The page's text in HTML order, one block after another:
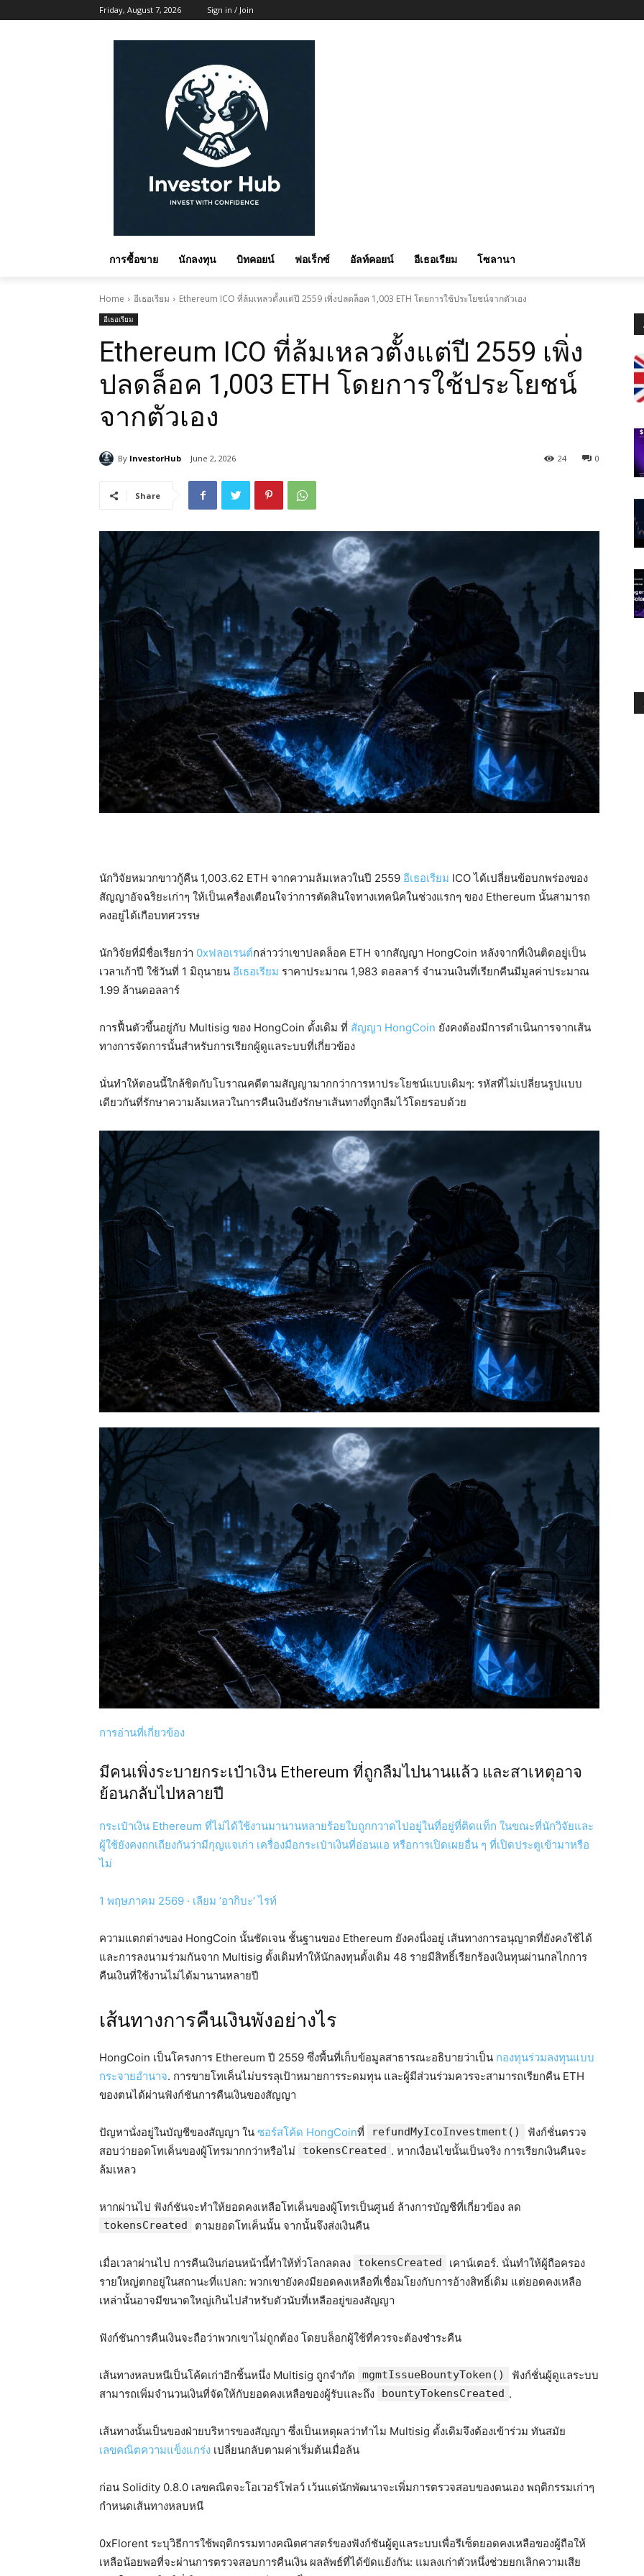
Friday, August 7, 2026 Sign in / Join
การซื้อขาย นักลงทุน บิทคอยน์ ฟอเร็กซ์ อัลท์คอยน์ อีเธอเรียม โซลานา
Home อีเธอเรียม Ethereum ICO ที่ล้มเหลวตั้งแต่ปี 2559 เพิ่งปลดล็อค 1,003 ETH โดยการใช้ประโยชน์จากตัวเอง
อีเธอเรียม
Ethereum ICO ที่ล้มเหลวตั้งแต่ปี 2559 เพิ่ง
ปลดล็อค 1,003 ETH โดยการใช้ประโยชน์
จากตัวเอง
By InvestorHub June 2, 2026 0
24
Share
นักวิจัยหมวกขาวกู้คืน 1,003.62 ETH จากความล้มเหลวในปี 2559 อีเธอเรียม ICO ได้เปลี่ยนข้อบกพร่องของ
สัญญาอัจฉริยะเก่าๆ ให้เป็นเครื่องเตือนใจว่าการตัดสินใจทางเทคนิคในช่วงแรกๆ ของ Ethereum นั้นสามารถ
คงอยู่ได้เกือบทศวรรษ
นักวิจัยที่มีชื่อเรียกว่า 0xฟลอเรนต์กล่าวว่าเขาปลดล็อค ETH จากสัญญา HongCoin หลังจากที่เงินติดอยู่เป็น
เวลาเก้าปี ใช้วันที่ 1 มิถุนายน อีเธอเรียม ราคาประมาณ 1,983 ดอลลาร์ จำนวนเงินที่เรียกคืนมีมูลค่าประมาณ
1.99 ล้านดอลลาร์
การฟื้นตัวขึ้นอยู่กับ Multisig ของ HongCoin ดั้งเดิม ที่ สัญญา HongCoin ยังคงต้องมีการดำเนินการจากเส้น
ทางการจัดการนั้นสำหรับการเรียกผู้ดูแลระบบที่เกี่ยวข้อง
นั่นทำให้ตอนนี้ใกล้ชิดกับโบราณคดีตามสัญญามากกว่าการหาประโยชน์แบบเดิมๆ: รหัสที่ไม่เปลี่ยนรูปแบบ
เดียวกันที่รักษาความล้มเหลวในการคืนเงินยังรักษาเส้นทางที่ถูกลืมไว้โดยรอบด้วย
การอ่านที่เกี่ยวข้อง
มีคนเพิ่งระบายกระเป๋าเงิน Ethereum ที่ถูกลืมไปนานแล้ว และสาเหตุอาจ
ย้อนกลับไปหลายปี
กระเป๋าเงิน Ethereum ที่ไม่ได้ใช้งานมานานหลายร้อยใบถูกกวาดไปอยู่ในที่อยู่ที่ติดแท็ก ในขณะที่นักวิจัยและ
ผู้ใช้ยังคงถกเถียงกันว่ามีกุญแจเก่า เครื่องมือกระเป๋าเงินที่อ่อนแอ หรือการเปิดเผยอื่น ๆ ที่เปิดประตูเข้ามาหรือ
ไม่
1 พฤษภาคม 2569 · เลียม ‘อากิบะ’ ไรท์
ความแตกต่างของ HongCoin นั้นชัดเจน ชั้นฐานของ Ethereum ยังคงนิ่งอยู่ เส้นทางการอนุญาตที่ยังคงใช้ได้
และการลงนามร่วมกันจาก Multisig ดั้งเดิมทำให้นักลงทุนดั้งเดิม 48 รายมีสิทธิ์เรียกร้องเงินทุนผ่านกลไกการ
คืนเงินที่ใช้งานไม่ได้มานานหลายปี
เส้นทางการคืนเงินพังอย่างไร
HongCoin เป็นโครงการ Ethereum ปี 2559 ซึ่งพื้นที่เก็บข้อมูลสาธารณะอธิบายว่าเป็น กองทุนร่วมลงทุนแบบ
กระจายอำนาจ. การขายโทเค็นไม่บรรลุเป้าหมายการระดมทุน และผู้มีส่วนร่วมควรจะสามารถเรียกคืน ETH
ของตนได้ผ่านฟังก์ชันการคืนเงินของสัญญา
ปัญหานั่งอยู่ในบัญชีของสัญญา ใน ซอร์สโค้ด HongCoinที่ refundMyIcoInvestment()
ฟังก์ชั่นตรวจ
สอบว่ายอดโทเค็นของผู้โทรมากกว่าหรือไม่
tokensCreated . หากเงื่อนไขนั้นเป็นจริง การเรียกเงินคืนจะ
ล้มเหลว
หากผ่านไป ฟังก์ชันจะทำให้ยอดคงเหลือโทเค็นของผู้โทรเป็นศูนย์ ล้างการบัญชีที่เกี่ยวข้อง ลด
tokensCreated ตามยอดโทเค็นนั้น จากนั้นจึงส่งเงินคืน
เมื่อเวลาผ่านไป การคืนเงินก่อนหน้านี้ทำให้ทั่วโลกลดลง tokensCreated
เคาน์เตอร์. นั่นทำให้ผู้ถือครอง
รายใหญ่ตกอยู่ในสถานะที่แปลก: พวกเขายังคงมียอดคงเหลือที่เชื่อมโยงกับการอ้างสิทธิ์เดิม แต่ยอดคงเหลือ
เหล่านั้นอาจมีขนาดใหญ่เกินไปสำหรับตัวนับที่เหลืออยู่ของสัญญา
ฟังก์ชันการคืนเงินจะถือว่าพวกเขาไม่ถูกต้อง โดยบล็อกผู้ใช้ที่ควรจะต้องชำระคืน
เส้นทางหลบหนีเป็นโค้ดเก่าอีกชิ้นหนึ่ง Multisig ถูกจำกัด mgmtIssueBountyToken()
ฟังก์ชั่นผู้ดูแลระบบ
สามารถเพิ่มจำนวนเงินที่จัดให้กับยอดคงเหลือของผู้รับและถึง
bountyTokensCreated .
เส้นทางนั้นเป็นของฝ่ายบริหารของสัญญา ซึ่งเป็นเหตุผลว่าทำไม Multisig ดั้งเดิมจึงต้องเข้าร่วม ทันสมัย
เลขคณิตความแข็งแกร่ง เปลี่ยนกลับตามค่าเริ่มต้นเมื่อล้น
ก่อน Solidity 0.8.0 เลขคณิตจะโอเวอร์โฟลว์ เว้นแต่นักพัฒนาจะเพิ่มการตรวจสอบของตนเอง พฤติกรรมเก่าๆ
กำหนดเส้นทางหลบหนี
0xFlorent ระบุวิธีการใช้พฤติกรรมทางคณิตศาสตร์ของฟังก์ชันผู้ดูแลระบบเพื่อรีเซ็ตยอดคงเหลือของผู้ถือให้
เหลือน้อยพอที่จะผ่านการตรวจสอบการคืนเงิน ผลลัพธ์ที่ได้ขัดแย้งกัน: แมลงเก่าตัวหนึ่งช่วยยกเลิกความเสีย